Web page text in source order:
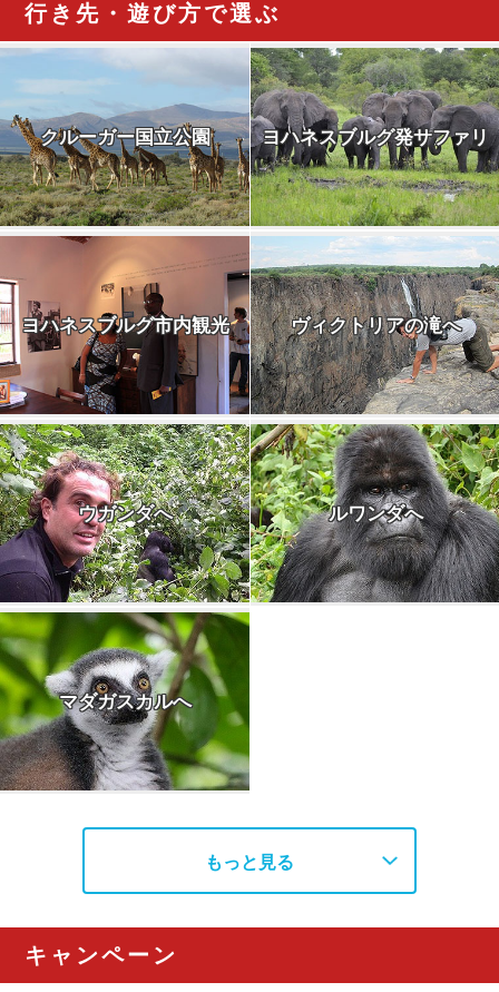
行き先・遊び方で選ぶ
クルーガー国立公園 ヨハネスブルグ発サファリ
ヨハネスブルグ市内観光 ヴィクトリアの滝へ
ウガンダへ ルワンダへ
マダガスカルへ
もっと見る
キャンペーン